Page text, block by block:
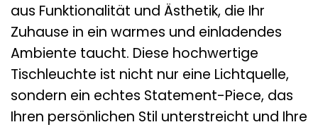
aus Funktionalität und Ästhetik, die Ihr
Zuhause in ein warmes und einladendes
Ambiente taucht. Diese hochwertige
Tischleuchte ist nicht nur eine Lichtquelle,
sondern ein echtes Statement-Piece, das
Ihren persönlichen Stil unterstreicht und Ihre